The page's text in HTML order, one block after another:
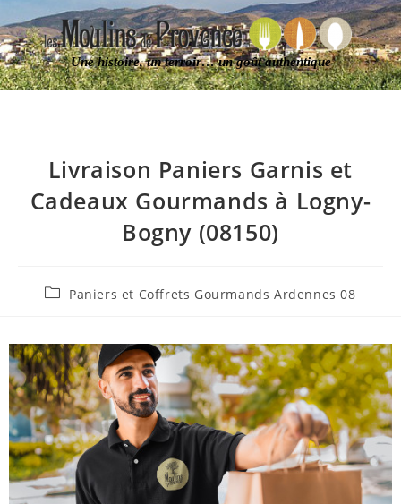
Une histoire, un terroir… un goût authentique
Livraison Paniers Garnis et
Cadeaux Gourmands à Logny-
Bogny (08150)
Paniers et Coffrets Gourmands Ardennes 08